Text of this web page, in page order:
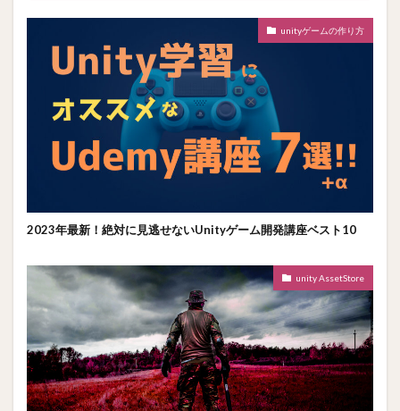
unityゲームの作り方
2023年最新！絶対に見逃せないUnityゲーム開発講座ベスト10
unity AssetStore